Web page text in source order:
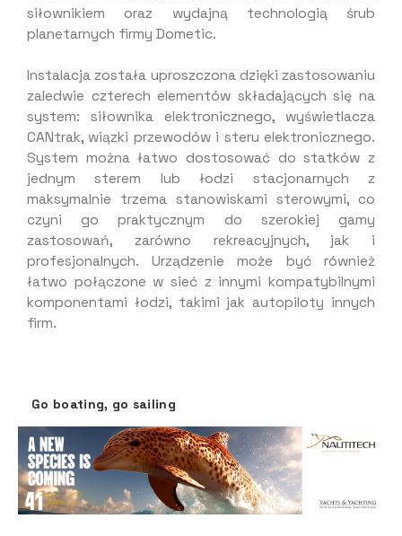
siłownikiem oraz wydajną technologią śrub
planetarnych firmy Dometic.
Instalacja została uproszczona dzięki zastosowaniu
zaledwie czterech elementów składających się na
system: siłownika elektronicznego, wyświetlacza
CANtrak, wiązki przewodów i steru elektronicznego.
System można łatwo dostosować do statków z
jednym sterem lub łodzi stacjonarnych z
maksymalnie trzema stanowiskami sterowymi, co
czyni go praktycznym do szerokiej gamy
zastosowań, zarówno rekreacyjnych, jak i
profesjonalnych. Urządzenie może być również
łatwo połączone w sieć z innymi kompatybilnymi
komponentami łodzi, takimi jak autopiloty innych
firm.
Go boating, go sailing